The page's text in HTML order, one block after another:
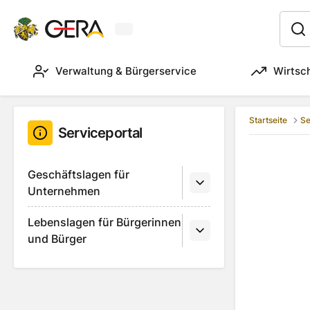
Verwaltung & Bürgerservice
Serviceportal
Geschäftslagen für
Unternehmen
Lebenslagen für Bürgerinnen
und Bürger
Startseite